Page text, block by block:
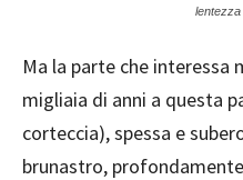
lentezza
Ma la parte che
migliaia di anni a questa
corteccia), spessa e
brunastro,